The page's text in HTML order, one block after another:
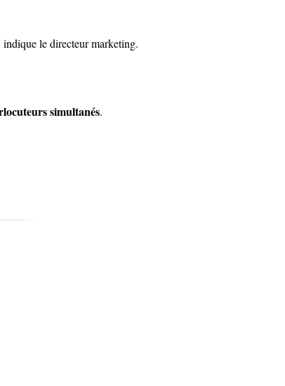
indique le directeur marketing.
simultanés.